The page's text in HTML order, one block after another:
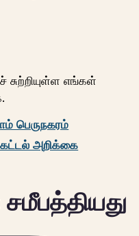
எங்கள்
பெருநகரம்
அறிக்கை